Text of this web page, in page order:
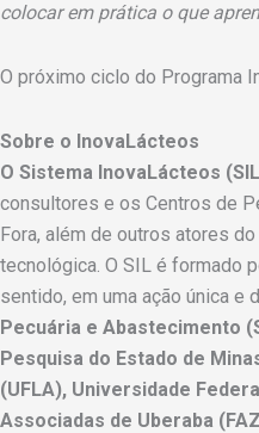
colocar em prática o que
O próximo ciclo do Programa
Sobre o InovaLácteos
O Sistema InovaLácteos
consultores e os Centros de
Fora, além de outros atores
tecnológica. O SIL é formado
sentido, em uma ação única e
Pecuária e Abastecimento
Pesquisa do Estado de
(UFLA), Universidade
Associadas de Uberaba